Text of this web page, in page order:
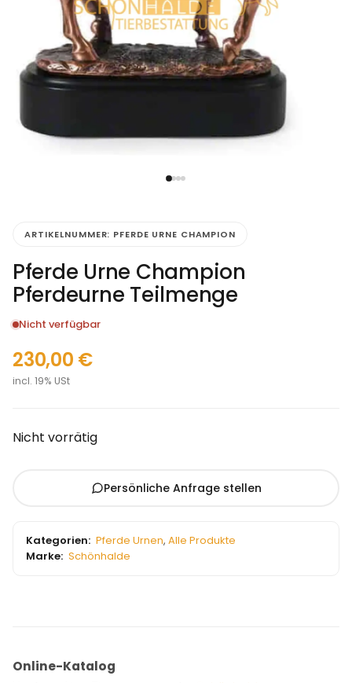
ARTIKELNUMMER: PFERDE URNE CHAMPION
Pferde Urne Champion
Pferdeurne Teilmenge
Nicht verfügbar
230,00 €
incl. 19% USt
Nicht vorrätig
Persönliche Anfrage stellen
Kategorien: Pferde Urnen, Alle Produkte
Marke: Schönhalde
Online-Katalog